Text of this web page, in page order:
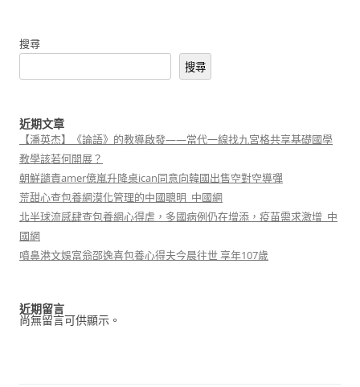
搜尋
搜尋
近期文章
【潘英杰】《論語》的教導啟發——當代一線找九宮格共享基礎國學
教學該若何開展？
朝鮮譴責amer億嵐升降桌ican同意向韓國出售空對空導彈
荒甜心查包養網漠化管理的中國聰明_中國網
北半球流感肆查包養網心得虐，多國病例仍在增添，疫苗需求激增_中
國網
噴鼻港文娛富翁邵逸喜包養心得夫今晨往世 享年107歲
近期留言
尚無留言可供顯示。